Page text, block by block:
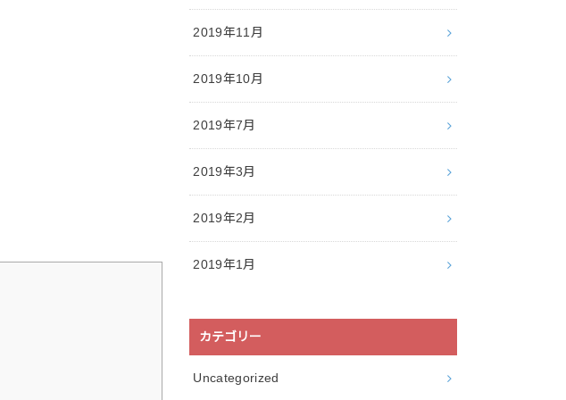
2019年11月
2019年10月
2019年7月
2019年3月
2019年2月
2019年1月
カテゴリー
Uncategorized